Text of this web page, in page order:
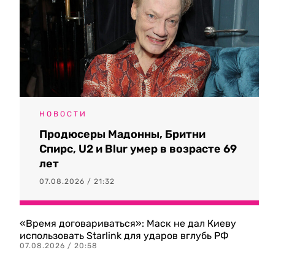
НОВОСТИ
Продюсеры Мадонны, Бритни
Спирс, U2 и Blur умер в возрасте 69
лет
07.08.2026 / 21:32
«Время договариваться»: Маск не дал Киеву
использовать Starlink для ударов вглубь РФ
07.08.2026 / 20:58